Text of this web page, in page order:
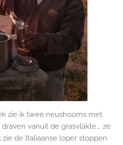
zie ik twee neushoorns met
vanuit de grasvlakte... ze
de Italiaanse loper stoppen